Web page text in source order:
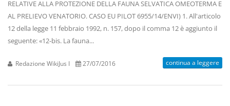
RELATIVE ALLA PROTEZIONE DELLA FAUNA SELVATICA OMEOTERMA E
AL PRELIEVO VENATORIO. CASO EU PILOT 6955/14/ENVI) 1. All'articolo
12 della legge 11 febbraio 1992, n. 157, dopo il comma 12 è aggiunto il
seguente: «12-bis. La fauna...
Redazione WikiJus I 27/07/2016 continua a leggere